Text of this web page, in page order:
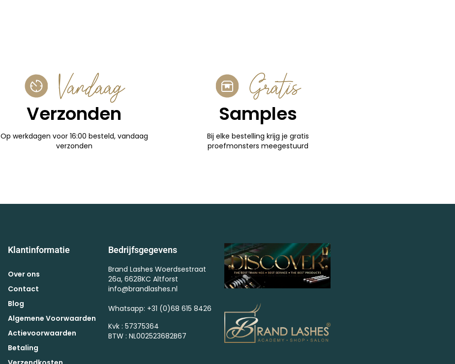
Vandaag
Verzonden
Op werkdagen voor 16:00 besteld, vandaag
verzonden
Gratis
Samples
Bij elke bestelling krijg je gratis
proefmonsters meegestuurd
Klantinformatie
Over ons
Contact
Blog
Algemene Voorwaarden
Actievoorwaarden
Betaling
Bedrijfsgegevens
Brand Lashes Woerdsestraat
26a, 6628KC Altforst
info@brandlashes.nl
Whatsapp: +31 (0)68 615 8426
Kvk : 57375364
BTW : NL002523682B67